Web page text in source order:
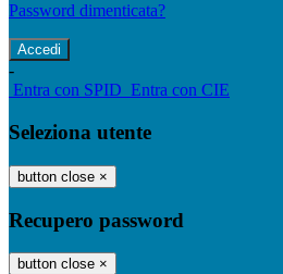
Password dimenticata?
-
Entra con SPID Entra con CIE
Seleziona utente
button close ×
Recupero password
button close ×